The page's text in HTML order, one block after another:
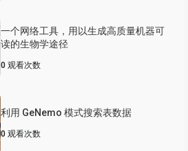
一个网络工具，用以生成高质量机器可
读的生物学途径
0 观看次数
利用 GeNemo 模式搜索表数据
0 观看次数